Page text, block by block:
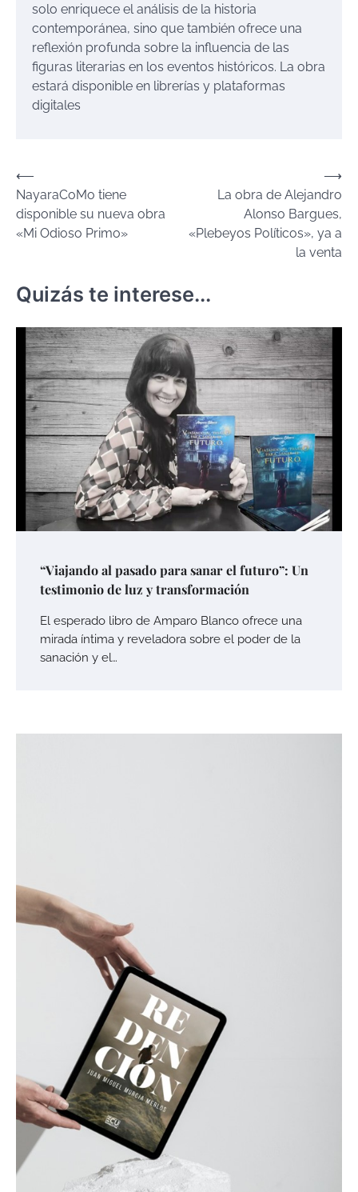
solo enriquece el análisis de la historia
contemporánea, sino que también ofrece una
reflexión profunda sobre la influencia de las
figuras literarias en los eventos históricos. La obra
estará disponible en librerías y plataformas
digitales
Navegación
de
entradas
⟵
NayaraCoMo tiene
disponible su nueva obra
«Mi Odioso Primo»
La obra de Alejandro
Alonso Bargues,
«Plebeyos Políticos», ya a
la venta
⟶
Quizás te interese...
“Viajando al pasado para sanar el futuro”: Un
testimonio de luz y transformación
El esperado libro de Amparo Blanco ofrece una
mirada íntima y reveladora sobre el poder de la
sanación y el…